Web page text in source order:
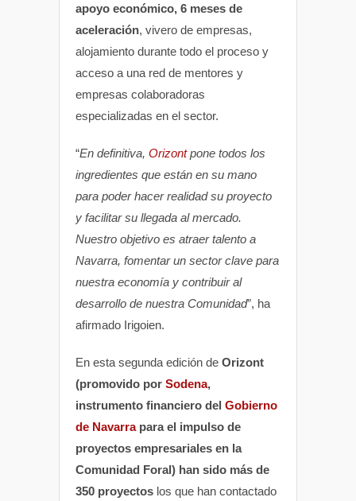
apoyo económico, 6 meses de
aceleración, vivero de empresas,
alojamiento durante todo el proceso y
acceso a una red de mentores y
empresas colaboradoras
especializadas en el sector.
“En definitiva, Orizontpone todos los
ingredientes que están en su mano
para poder hacer realidad su proyecto
y facilitar su llegada al mercado.
Nuestro objetivo es atraer talento a
Navarra, fomentar un sector clave para
nuestra economía y contribuir al
desarrollo de nuestra Comunidad”, ha
afirmado Irigoien.
En esta segunda edición de Orizont
(promovido por Sodena,
instrumento financiero del Gobierno
de Navarrapara el impulso de
proyectos empresariales en la
Comunidad Foral) han sido más de
350 proyectos los que han contactado